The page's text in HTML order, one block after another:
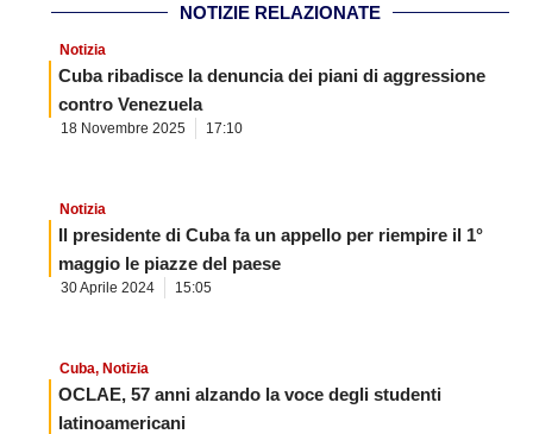
NOTIZIE RELAZIONATE
Notizia
Cuba ribadisce la denuncia dei piani di aggressione
contro Venezuela
18 Novembre 2025 17:10
Notizia
Il presidente di Cuba fa un appello per riempire il 1°
maggio le piazze del paese
30 Aprile 2024 15:05
Cuba, Notizia
OCLAE, 57 anni alzando la voce degli studenti
latinoamericani